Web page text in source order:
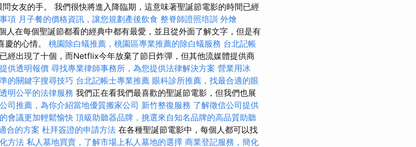
女友的手。 我們很快將進入降臨期，這意味著聖誕節電影的時間已經
項 月子餐的價格資訊，讓您規劃產後飲食 整脊師證照培訓 外燴
人在每個聖誕節都看的經典中都有最愛，並且從外面了解文字，但是有
慶的心情。 桃園除白蟻推薦，桃園區專業推薦的除白蟻服務 台北記帳
經出現了十個，而Netflix今年放棄了節日炸彈，但其他流媒體提供商
供透明報價 尋找專業律師事務所，為您提供法律解決方案 營業用冰
的關鍵字搜尋技巧 台北記帳士專業推薦 眼科診所推薦，找最合適的眼
明公平的法律服務 我們正在看我們最喜歡的聖誕節電影，但我們也展
司推薦，為你介紹當地優質搬家公司 新竹整復服務 了解徵信公司提供
會議更加輕鬆愉快 頂級助聽器品牌，挑選來自知名品牌的高品質助聽
合的方案 杜拜簽證的申請方法 在各種聖誕節電影中，每個人都可以找
方法 私人墓地買賣，了解市場上私人墓地的選擇 商業登記服務，簡化